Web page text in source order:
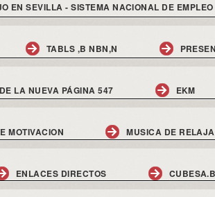
EN SEVILLA - SISTEMA NACIONAL DE EMPLEO
TABLS ,B NBN,N
LA NUEVA PÁGINA 547 EKM
MOTIVACION MUSICA DE
ENLACES DIRECTOS